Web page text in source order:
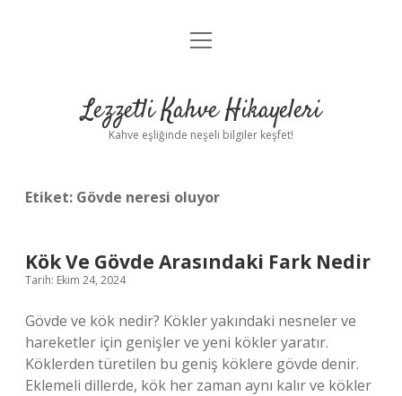
Anasayfa
Yasal Uyarı
menüyü
Lezzetli Kahve Hikayeleri
Kahve eşliğinde neşeli bilgiler keşfet!
Etiket: Gövde neresi oluyor
Kök Ve Gövde Arasındaki Fark Nedir
Tarih: Ekim 24, 2024
Gövde ve kök nedir? Kökler yakındaki nesneler ve
hareketler için genişler ve yeni kökler yaratır.
Köklerden türetilen bu geniş köklere gövde denir.
Eklemeli dillerde, kök her zaman aynı kalır ve kökler